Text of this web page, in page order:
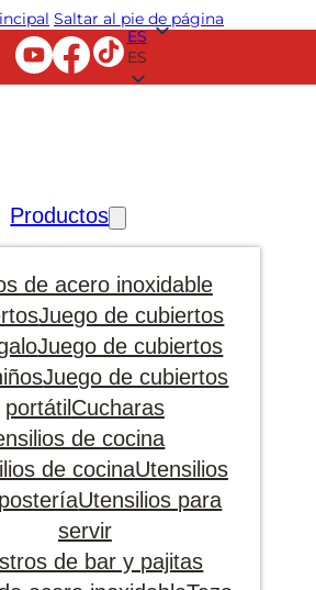
Saltar al pie de página
ES
ES
Productos
de acero inoxidable
Juego de cubiertos
Juego de cubiertos
Juego de cubiertos
portátil Cucharas
de cocina
de cocinaUtensilios
Utensilios para
servir
de bar y pajitas